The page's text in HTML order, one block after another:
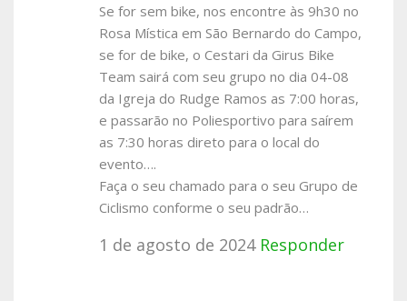
Se for sem bike, nos encontre às 9h30 no
Rosa Mística em São Bernardo do Campo,
se for de bike, o Cestari da Girus Bike
Team sairá com seu grupo no dia 04-08
da Igreja do Rudge Ramos as 7:00 horas,
e passarão no Poliesportivo para saírem
as 7:30 horas direto para o local do
evento….
Faça o seu chamado para o seu Grupo de
Ciclismo conforme o seu padrão…
1 de agosto de 2024 Responder